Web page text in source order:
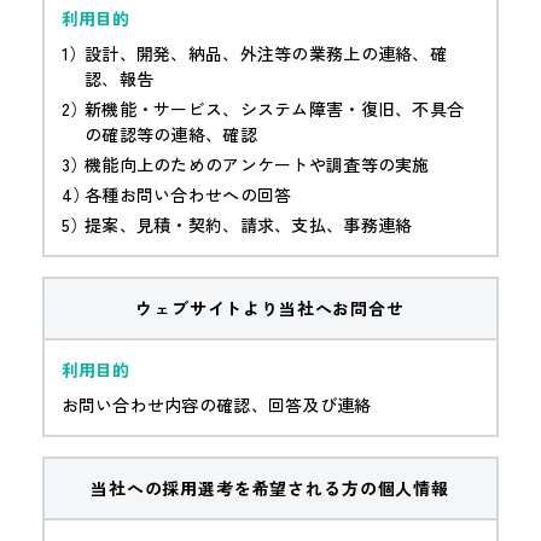
設計、開発、納品、外注等の業務上の連絡、確
認、報告
新機能・サービス、システム障害・復旧、不具合
の確認等の連絡、確認
機能向上のためのアンケートや調査等の実施
各種お問い合わせへの回答
提案、見積・契約、請求、支払、事務連絡
ウェブサイトより当社へお問合せ
お問い合わせ内容の確認、回答及び連絡
当社への採用選考を希望される方の個人情報